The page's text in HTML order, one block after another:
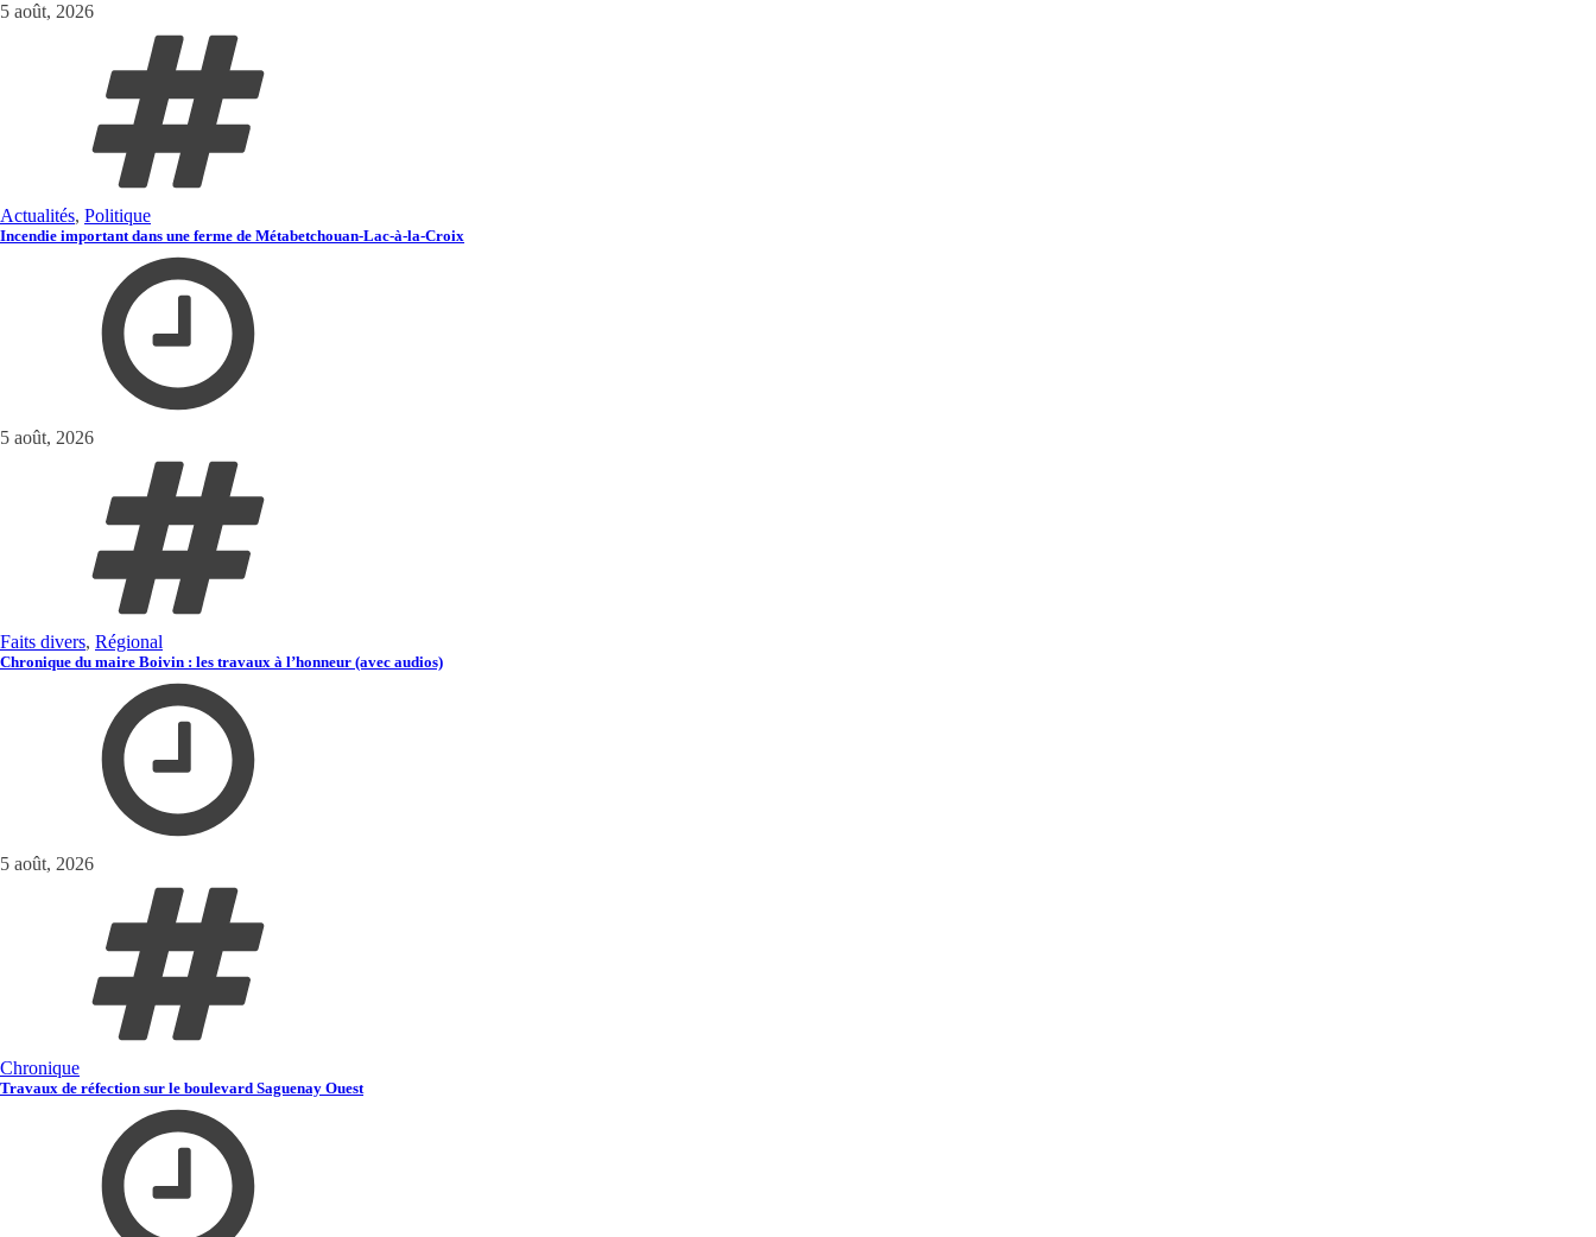
5 août, 2026
Actualités, Politique
Incendie important dans une ferme de Métabetchouan-Lac-à-la-Croix
5 août, 2026
Faits divers, Régional
Chronique du maire Boivin : les travaux à l’honneur (avec audios)
5 août, 2026
Chronique
Travaux de réfection sur le boulevard Saguenay Ouest